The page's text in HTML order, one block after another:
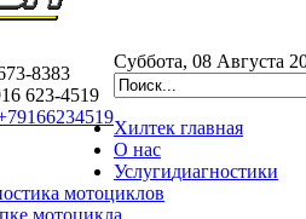
8383
623-4519
Суббота, 08 Августа
Хилтек главная
О нас
Услугидиагностики
мотоциклов
мотоцикла